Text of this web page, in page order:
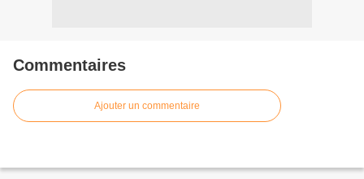
Commentaires
Ajouter un commentaire